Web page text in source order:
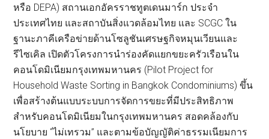
หรือ DEPA) สถานเอกอัครราชทูตเดนมาร์ก ประจำ
ประเทศไทย และสถาบันสิ่งแวดล้อมไทย และ SCGC ใน
ฐานะภาคีเครือข่ายด้านโซลูชันเศรษฐกิจหมุนเวียนและ
รีไซเคิล เปิดตัวโครงการนำร่องคัดแยกขยะครัวเรือนใน
คอนโดมิเนียมกรุงเทพมหานคร (Pilot Project for
Household Waste Sorting in Bangkok Condominiums) ขึ้น
เพื่อสร้างต้นแบบระบบการจัดการขยะที่มีประสิทธิภาพ
สำหรับคอนโดมิเนียมในกรุงเทพมหานคร สอดคล้องกับ
นโยบาย “ไม่เทรวม” และตามข้อบัญญัติค่าธรรมเนียมการ